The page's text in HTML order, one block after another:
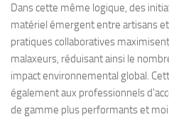
Dans cette même logique, des
matériel émergent entre artisans
pratiques collaboratives
malaxeurs, réduisant ainsi le
impact environnemental global.
également aux professionnels
de gamme plus performants et